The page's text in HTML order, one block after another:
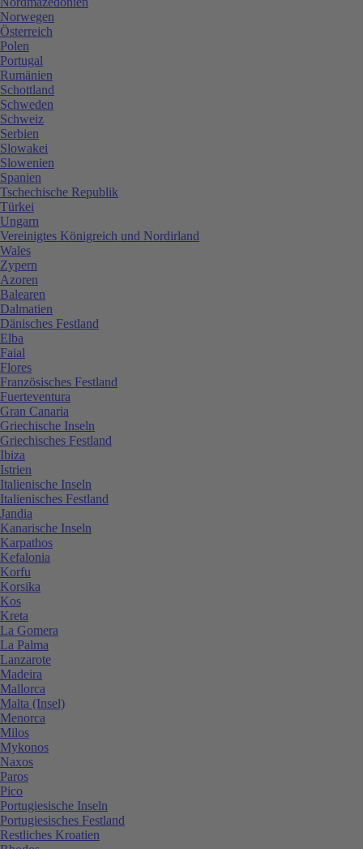
Norwegen
Österreich
Polen
Portugal
Rumänien
Schottland
Schweden
Schweiz
Serbien
Slowakei
Slowenien
Spanien
Tschechische Republik
Türkei
Ungarn
Vereinigtes Königreich und Nordirland
Wales
Zypern
Azoren
Balearen
Dalmatien
Dänisches Festland
Elba
Faial
Flores
Französisches Festland
Fuerteventura
Gran Canaria
Griechische Inseln
Griechisches Festland
Ibiza
Istrien
Italienische Inseln
Italienisches Festland
Jandia
Kanarische Inseln
Karpathos
Kefalonia
Korfu
Korsika
Kos
Kreta
La Gomera
La Palma
Lanzarote
Madeira
Mallorca
Malta (Insel)
Menorca
Milos
Mykonos
Naxos
Paros
Pico
Portugiesische Inseln
Portugiesisches Festland
Restliches Kroatien